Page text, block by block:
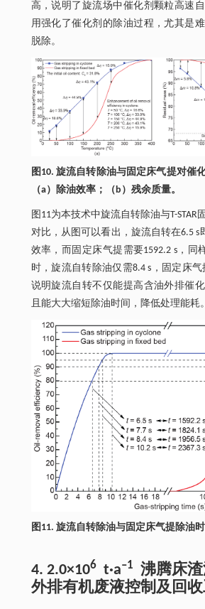
高，说明了旋流场中催化剂颗粒高速
用强化了催化剂的除油过程，尤其是
脱除。
图10. 旋流自转除油与固定床气提对催
（a）除油效率；（b）残余质量。
图11为本技术中旋流自转除油与T-STAR
对比，从图可以看出，旋流自转在6.5 s
效率，而固定床气提需要1592.2 s，同
时，旋流自转除油仅需8.4 s，固定床气
说明旋流自转不仅能提高含油外排催
且能大大缩短除油时间，降低处理能耗。
图11. 旋流自转除油与固定床气提除油时
4. 2.0×106t·a–1
沸腾床
外排有机废液控制及回